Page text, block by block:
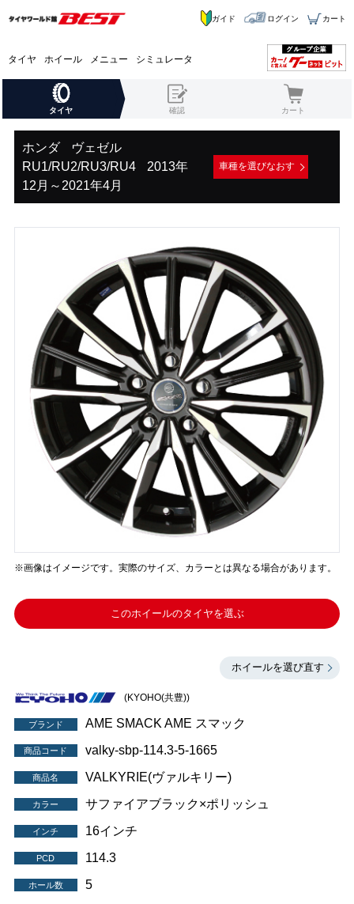
タイヤ ホイール メニュー シミュレータ
ガイド ログイン カート
タイヤ 確認 カート
ホンダ
ヴェゼル
RU1/RU2/RU3/RU4
2013年
12月～2021年4月
車種を選びなおす
※画像はイメージです。実際のサイズ、カラーとは異なる場合があります。
このホイールのタイヤを選ぶ
ホイールを選び直す
(KYOHO(共豊))
ブランド AME SMACK AME スマック
商品コード valky-sbp-114.3-5-1665
商品名 VALKYRIE(ヴァルキリー)
カラー サファイアブラック×ポリッシュ
インチ 16インチ
PCD 114.3
ホール数 5